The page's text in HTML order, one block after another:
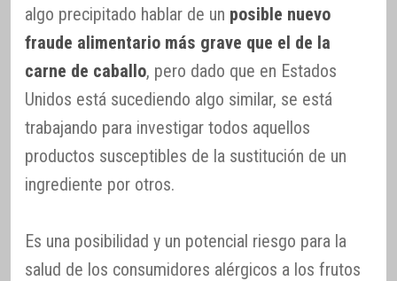
algo precipitado hablar de un posible nuevo
fraude alimentario más grave que el de la
carne de caballo, pero dado que en Estados
Unidos está sucediendo algo similar, se está
trabajando para investigar todos aquellos
productos susceptibles de la sustitución de un
ingrediente por otros.
Es una posibilidad y un potencial riesgo para la
salud de los consumidores alérgicos a los frutos